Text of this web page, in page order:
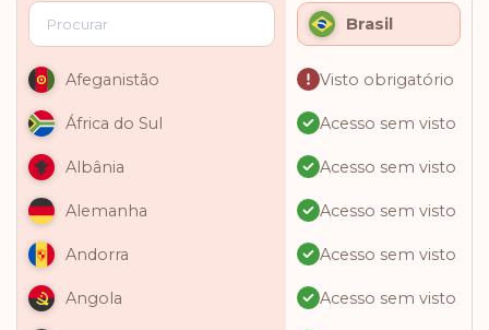
Brasil
Afeganistão Visto obrigatório
África do Sul Acesso sem visto
Albânia Acesso sem visto
Alemanha Acesso sem visto
Andorra Acesso sem visto
Angola Acesso sem visto